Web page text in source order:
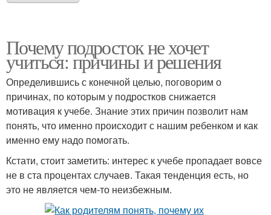
Почему подросток не хочет
учиться: причины и решения
Определившись с конечной целью, поговорим о
причинах, по которым у подростков снижается
мотивация к учебе. Знание этих причин позволит нам
понять, что именно происходит с нашим ребенком и как
именно ему надо помогать.
Кстати, стоит заметить: интерес к учебе пропадает вовсе
не в ста процентах случаев. Такая тенденция есть, но
это не является чем-то неизбежным.